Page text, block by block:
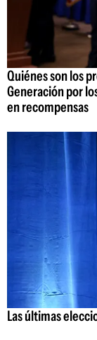
Quiénes son los
Generación por
en recompensas
Las últimas